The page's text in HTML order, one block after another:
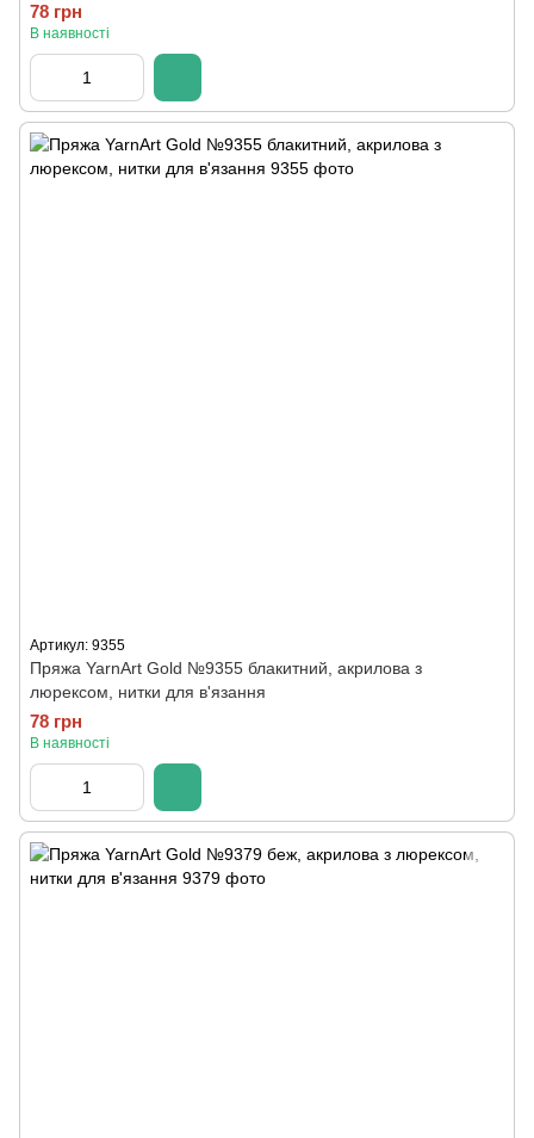
78 грн
В наявності
Артикул: 9355
Пряжа YarnArt Gold №9355 блакитний, акрилова з
люрексом, нитки для в'язання
78 грн
В наявності